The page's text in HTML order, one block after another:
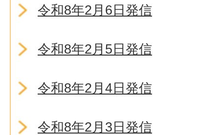
令和8年2月6日発信
令和8年2月5日発信
令和8年2月4日発信
令和8年2月3日発信